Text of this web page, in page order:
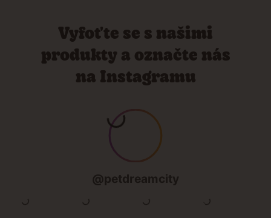
Vyfoťte se s našimi
produkty a označte nás
na Instagramu